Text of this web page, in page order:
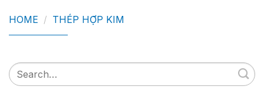
HOME / THÉP HỢP KIM
Search
for: